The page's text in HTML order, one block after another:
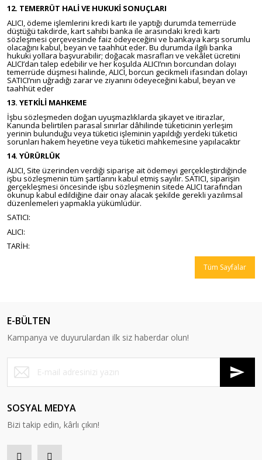
12. TEMERRÜT HALİ VE HUKUKİ SONUÇLARI
ALICI, ödeme işlemlerini kredi kartı ile yaptığı durumda temerrüde
düştüğü takdirde, kart sahibi banka ile arasındaki kredi kartı
sözleşmesi çerçevesinde faiz ödeyeceğini ve bankaya karşı sorumlu
olacağını kabul, beyan ve taahhüt eder. Bu durumda ilgili banka
hukuki yollara başvurabilir; doğacak masrafları ve vekâlet ücretini
ALICI’dan talep edebilir ve her koşulda ALICI’nın borcundan dolayı
temerrüde düşmesi halinde, ALICI, borcun gecikmeli ifasından dolayı
SATICI’nın uğradığı zarar ve ziyanını ödeyeceğini kabul, beyan ve
taahhüt eder
13. YETKİLİ MAHKEME
İşbu sözleşmeden doğan uyuşmazlıklarda şikayet ve itirazlar,
Kanunda belirtilen parasal sınırlar dâhilinde tüketicinin yerleşim
yerinin bulunduğu veya tüketici işleminin yapıldığı yerdeki tüketici
sorunları hakem heyetine veya tüketici mahkemesine yapılacaktır
14. YÜRÜRLÜK
ALICI, Site üzerinden verdiği siparişe ait ödemeyi gerçekleştirdiğinde
işbu sözleşmenin tüm şartlarını kabul etmiş sayılır. SATICI, siparişin
gerçekleşmesi öncesinde işbu sözleşmenin sitede ALICI tarafından
okunup kabul edildiğine dair onay alacak şekilde gerekli yazılımsal
düzenlemeleri yapmakla yükümlüdür.
SATICI:
ALICI:
TARİH:
Tüm Sayfalar
E-BÜLTEN
Kampanya ve duyurulardan ilk siz haberdar olun!
SOSYAL MEDYA
Bizi takip edin, kârlı çıkın!